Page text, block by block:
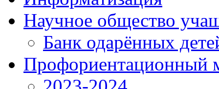
Научное общество
Банк одарённых
Профориентационный